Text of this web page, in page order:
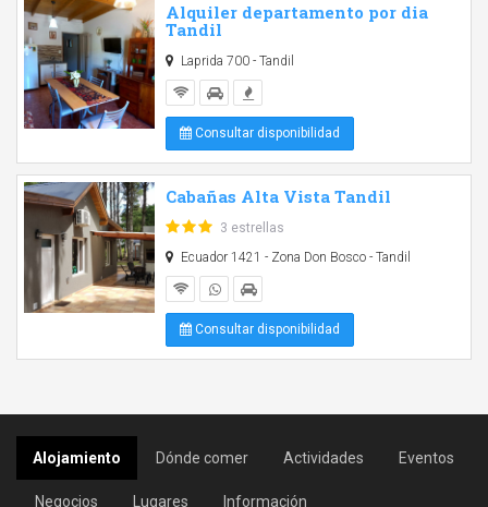
Alquiler departamento por dia
Tandil
Laprida 700 - Tandil
Consultar disponibilidad
Cabañas Alta Vista Tandil
3 estrellas
Ecuador 1421 - Zona Don Bosco - Tandil
Consultar disponibilidad
Alojamiento Dónde comer Actividades Eventos
Negocios Lugares Información